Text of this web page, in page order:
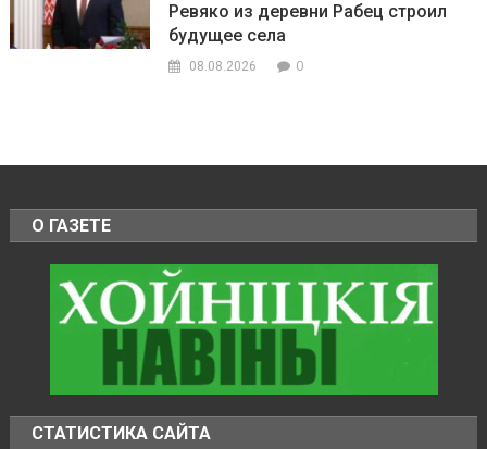
Ревяко из деревни Рабец строил
будущее села
08.08.2026 0
О ГАЗЕТЕ
СТАТИСТИКА САЙТА